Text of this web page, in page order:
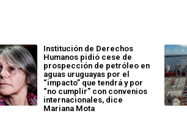
Institución de Derechos
Humanos pidió cese de
prospección de petróleo en
aguas uruguayas por el
“impacto” que tendrá y por
“no cumplir” con convenios
internacionales, dice
Mariana Mota